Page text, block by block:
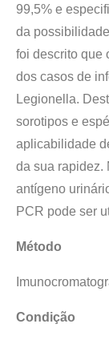
99,5% e
da
foi descrito que
dos casos de
Legionella.
sorotipos e
aplicabilidade
da sua rapidez.
antígeno
PCR pode ser
Método
Condição